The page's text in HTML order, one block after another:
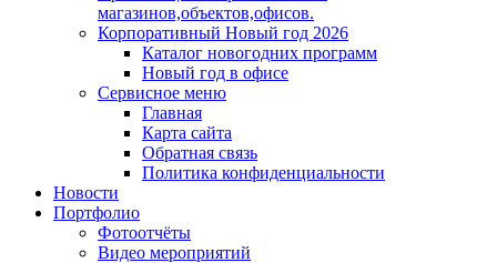
магазинов,объектов,офисов.
Корпоративный Новый год 2026
Каталог новогодних программ
Новый год в офисе
Сервисное меню
Главная
Карта сайта
Обратная связь
Политика конфиденциальности
Новости
Портфолио
Фотоотчёты
Видео мероприятий